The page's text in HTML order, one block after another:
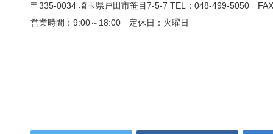
〒335-0034 埼玉県戸田市笹目7-5-7 TEL：048-499-5050
営業時間：9:00～18:00 定休日：火曜日